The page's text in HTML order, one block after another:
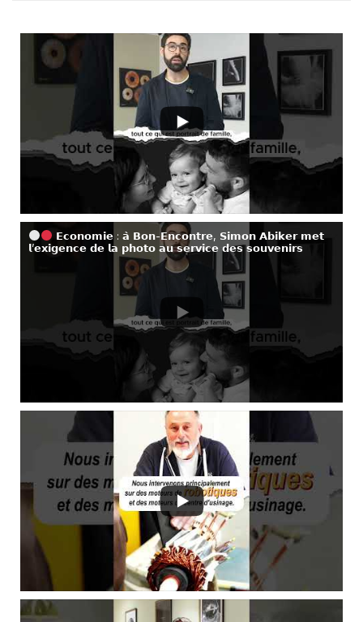
𝗘𝗰𝗼𝗻𝗼𝗺𝗶𝗲 : 𝗮̀ 𝗕𝗼𝗻-𝗘𝗻𝗰𝗼𝗻𝘁𝗿𝗲, 𝗦𝗶𝗺𝗼𝗻 𝗔𝗯𝗶𝗸𝗲𝗿 𝗺𝗲𝘁
𝗹’𝗲𝘅𝗶𝗴𝗲𝗻𝗰𝗲 𝗱𝗲 𝗹𝗮 𝗽𝗵𝗼𝘁𝗼 𝗮𝘂 𝘀𝗲𝗿𝘃𝗶𝗰𝗲 𝗱𝗲𝘀 𝘀𝗼𝘂𝘃𝗲𝗻𝗶𝗿𝘀